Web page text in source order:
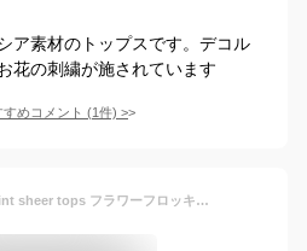
ア素材のトップスです。デコル
花の刺繍が施されています
めコメント (1件) >
FIKA.Flower flocky print sheer tops フラワーフロッキープリントシアートップス レディース 大人 トップス シアートップス